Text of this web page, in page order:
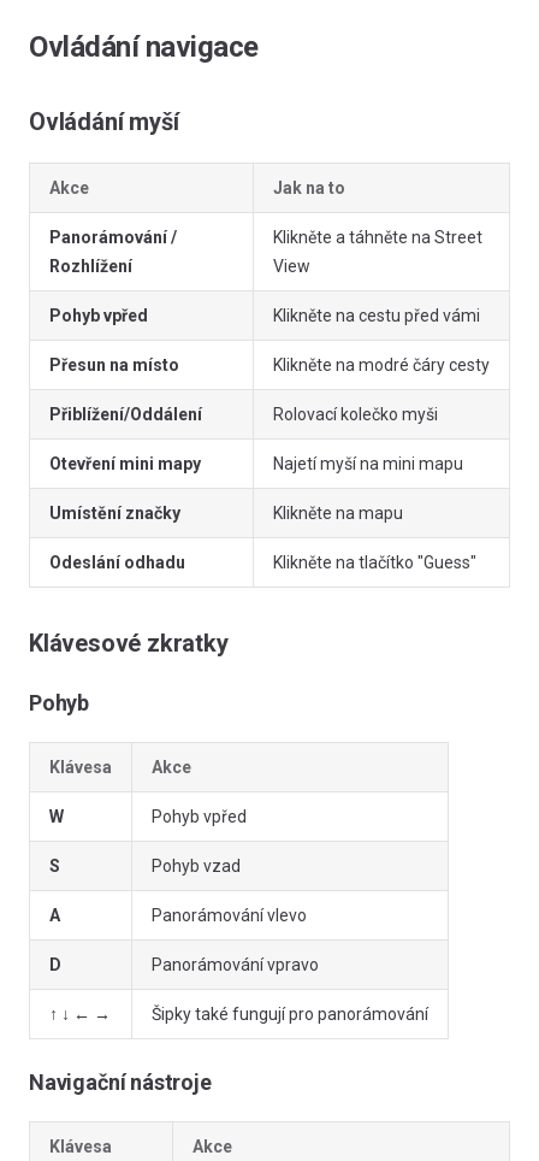
Ovládání navigace
Ovládání myší
Akce Jak na to
Panorámování /
Rozhlížení
Klikněte a táhněte na Street
View
Pohyb vpřed Klikněte na cestu před vámi
Přesun na místo Klikněte na modré čáry cesty
Přiblížení/Oddálení Rolovací kolečko myši
Otevření mini mapy Najetí myší na mini mapu
Umístění značky Klikněte na mapu
Odeslání odhadu Klikněte na tlačítko "Guess"
Klávesové zkratky
Pohyb
Klávesa Akce
W Pohyb vpřed
S Pohyb vzad
A Panorámování vlevo
D Panorámování vpravo
↑ ↓ ← → Šipky také fungují pro panorámování
Navigační nástroje
Klávesa Akce